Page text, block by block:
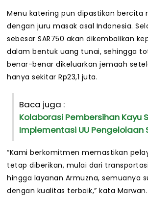
Menu katering pun dipastikan bercita
dengan juru masak asal Indonesia.
sebesar SAR750 akan dikembalikan
dalam bentuk uang tunai, sehingga
benar-benar dikeluarkan jemaah
hanya sekitar Rp23,1 juta.
Baca juga :
Kolaborasi Pembersihan Kayu
Implementasi UU Pengelolaan
“Kami berkomitmen memastikan
tetap diberikan, mulai dari
hingga layanan Armuzna, semuanya
dengan kualitas terbaik,” kata Marwan.